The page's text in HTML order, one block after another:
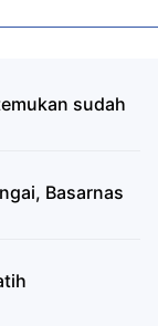
sudah
Basarnas